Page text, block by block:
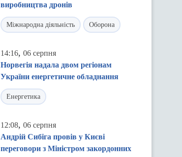
виробництва дронів
Міжнародна діяльність Оборона
14:16, 06 серпня
Норвегія надала двом регіонам
України енергетичне обладнання
Енергетика
12:08, 06 серпня
Андрій Сибіга провів у Києві
переговори з Міністром закордонних